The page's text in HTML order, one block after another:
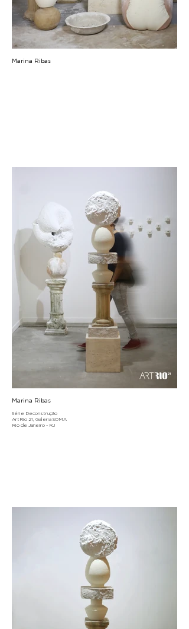
Marina Ribas
Marina Ribas
Série Deconstrução
ArtRio 21, Galeria SOMA
Rio de Janeiro - RJ